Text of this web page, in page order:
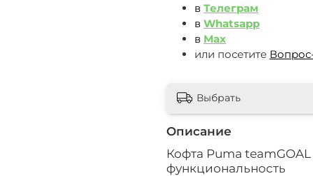
в Телеграм
в Whatsapp
в Max
или посетите
Описание
Кофта Puma
функциональность
Выбрать